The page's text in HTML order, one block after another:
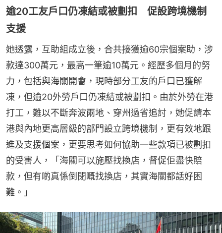
逾20工友戶口仍凍結或被劃扣 促設跨境機制
支援
她透露，互助組成立後，合共接獲逾60宗個案助，涉
款達300萬元，最高一筆逾10萬元。經歷多個月的努
力，包括與海關開會，現時部分工友的戶口已獲解
凍，但逾20外勞戶口仍凍結或被劃扣。由於外勞在港
打工，難以不斷奔波兩地、穿州過省追討，她促請本
港與內地更高層級的部門設立跨境機制，更有效地跟
進及支援個案，更要思考如何協助一些款項已被劃扣
的受害人，「海關可以施壓找換店，督促佢盡快賠
款，但有啲真係倒閉嘅找換店，其實海關都話好困
難。」